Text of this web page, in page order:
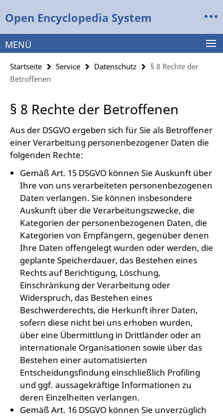
direkt
Inhalt
Open Encyclopedia System
Service-
Navigation
MENÜ
Startseite Service Datenschutz
§ 8 Rechte der
Betroffenen
§ 8 Rechte der Betroffenen
Aus der DSGVO ergeben sich für Sie als Betroffener
einer Verarbeitung personenbezogener Daten die
folgenden Rechte:
Gemäß Art. 15 DSGVO können Sie Auskunft über
Ihre von uns verarbeiteten personenbezogenen
Daten verlangen. Sie können insbesondere
Auskunft über die Verarbeitungszwecke, die
Kategorien der personenbezogenen Daten, die
Kategorien von Empfängern, gegenüber denen
Ihre Daten offengelegt wurden oder werden, die
geplante Speicherdauer, das Bestehen eines
Rechts auf Berichtigung, Löschung,
Einschränkung der Verarbeitung oder
Widerspruch, das Bestehen eines
Beschwerderechts, die Herkunft ihrer Daten,
sofern diese nicht bei uns erhoben wurden,
über eine Übermittlung in Drittländer oder an
internationale Organisationen sowie über das
Bestehen einer automatisierten
Entscheidungsfindung einschließlich Profiling
und ggf. aussagekräftige Informationen zu
deren Einzelheiten verlangen.
Gemäß Art. 16 DSGVO können Sie unverzüglich